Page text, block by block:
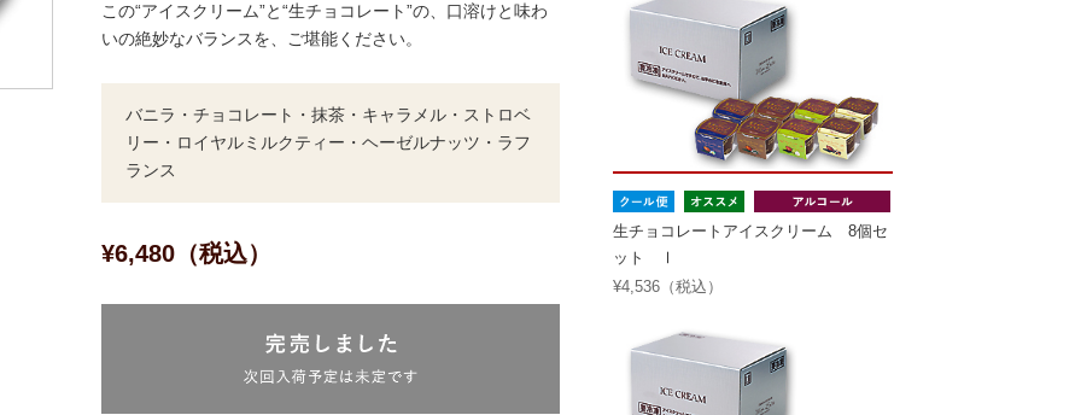
この“アイスクリーム”と“生チョコレート”の、口溶けと味わ
いの絶妙なバランスを、ご堪能ください。
バニラ・チョコレート・抹茶・キャラメル・ストロベ
リー・ロイヤルミルクティー・ヘーゼルナッツ・ラフ
ランス
¥6,480（税込）
生チョコレートアイスクリーム 8個セ
ット Ⅰ
¥4,536（税込）